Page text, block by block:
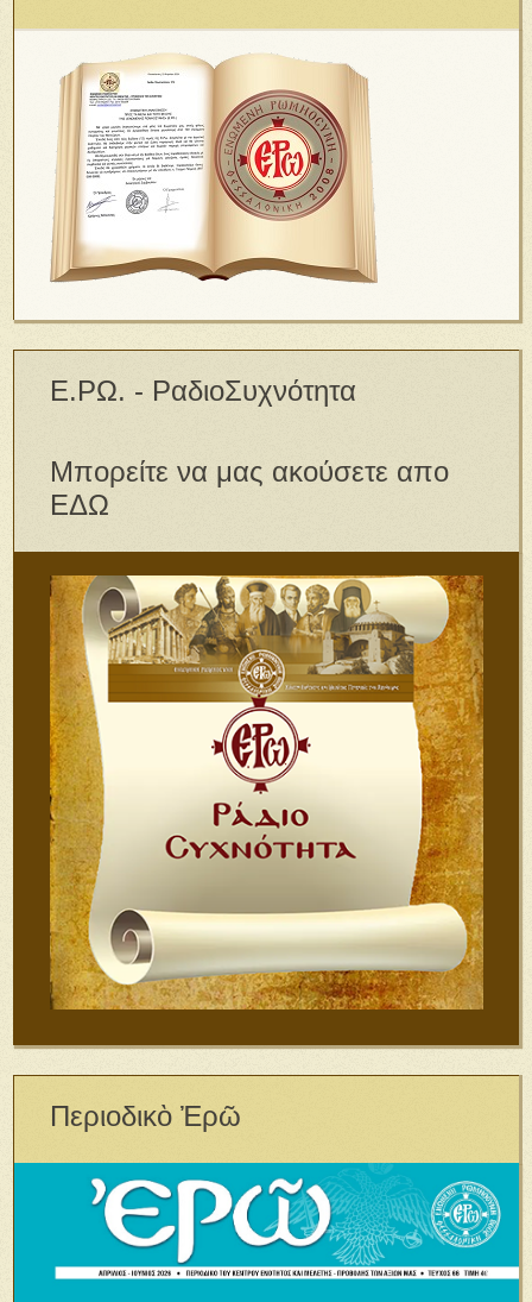
Ε.ΡΩ. - ΡαδιοΣυχνότητα
Μπορείτε να μας ακούσετε απο
ΕΔΩ
Περιοδικὸ Ἐρῶ